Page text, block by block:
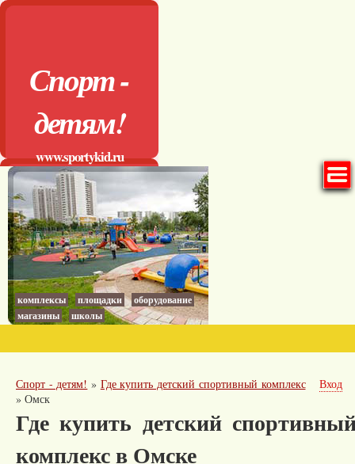
Спорт -
детям!
www.sportykid.ru
комплексы площадки
оборудование
магазины
школы
Спорт - детям! » Где купить детский спортивный комплекс
» Омск
Вход
Где купить детский
комплекс в Омске